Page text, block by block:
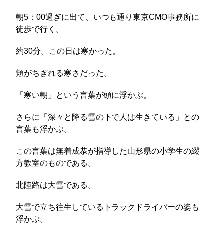
朝5：00過ぎに出て、いつも通り東京CMO事務所に
徒歩で行く。
約30分。この日は寒かった。
頬がちぎれる寒さだった。
「寒い朝」という言葉が頭に浮かぶ。
さらに「深々と降る雪の下で人は生きている」との
言葉も浮かぶ。
この言葉は無着成恭が指導した山形県の小学生の綴
方教室のものである。
北陸路は大雪である。
大雪で立ち往生しているトラックドライバーの姿も
浮かぶ。